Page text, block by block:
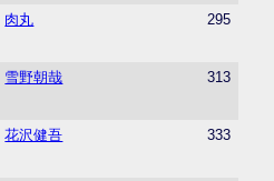
肉丸 295
雪野朝哉 313
花沢健吾 333